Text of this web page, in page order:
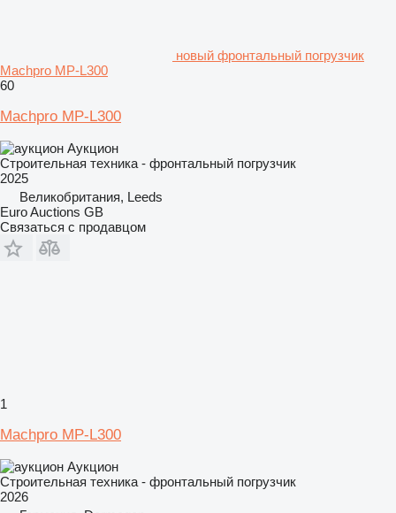
новый фронтальный погрузчик
Machpro MP-L300
60
Machpro MP-L300
Аукцион
Строительная техника - фронтальный погрузчик
2025
Великобритания, Leeds
Euro Auctions GB
Связаться с продавцом
1
Machpro MP-L300
Аукцион
Строительная техника - фронтальный погрузчик
2026